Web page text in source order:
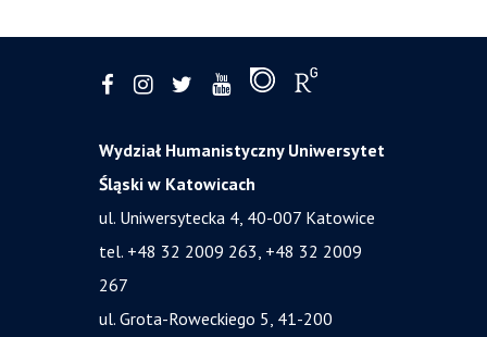
Wydział Humanistyczny Uniwersytet
Śląski w Katowicach
ul. Uniwersytecka 4, 40-007 Katowice
tel. +48 32 2009 263, +48 32 2009
267
ul. Grota-Roweckiego 5, 41-200